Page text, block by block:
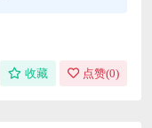
收藏 点赞(0)